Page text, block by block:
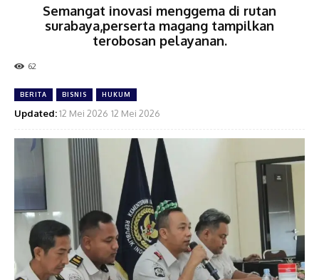
Semangat inovasi menggema di rutan
surabaya,perserta magang tampilkan
terobosan pelayanan.
62
BERITA BISNIS HUKUM
Updated:12 Mei 2026 12 Mei 2026